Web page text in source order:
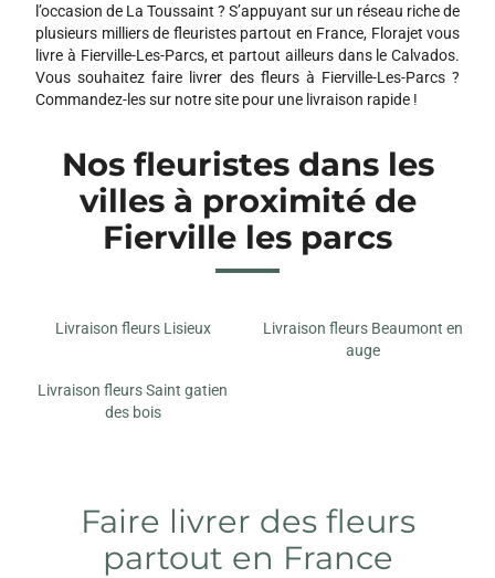
l’occasion de La Toussaint ? S’appuyant sur un réseau riche de
plusieurs milliers de fleuristes partout en France, Florajet vous
livre à Fierville-Les-Parcs, et partout ailleurs dans le Calvados.
Vous souhaitez faire livrer des fleurs à Fierville-Les-Parcs ?
Commandez-les sur notre site pour une livraison rapide !
Nos fleuristes dans les
villes à proximité de
Fierville les parcs
Livraison fleurs Lisieux
Livraison fleurs Beaumont en
auge
Livraison fleurs Saint gatien
des bois
Faire livrer des fleurs
partout en France